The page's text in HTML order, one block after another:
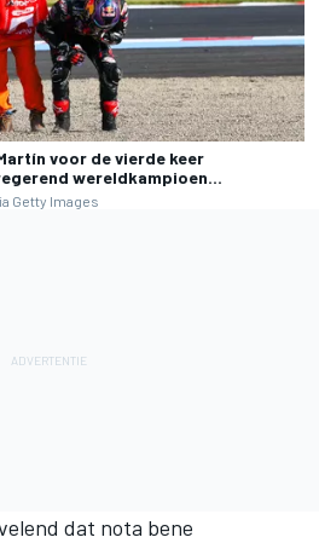
voor de vierde keer
wereldkampioen...
Getty Images
dat nota bene